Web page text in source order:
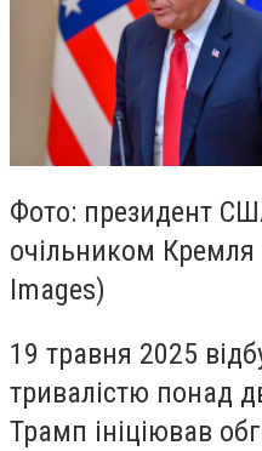
Фото: президент
очільником
Images)
19 травня 2025
тривалістю понад
Трамп ініціював